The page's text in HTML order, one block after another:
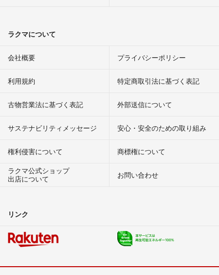
ラクマについて
会社概要 プライバシーポリシー
利用規約 特定商取引法に基づく表記
古物営業法に基づく表記 外部送信について
サステナビリティメッセージ 安心・安全のための取り組み
権利侵害について
商標権について
ラクマ公式ショップ
出店について
お問い合わせ
リンク